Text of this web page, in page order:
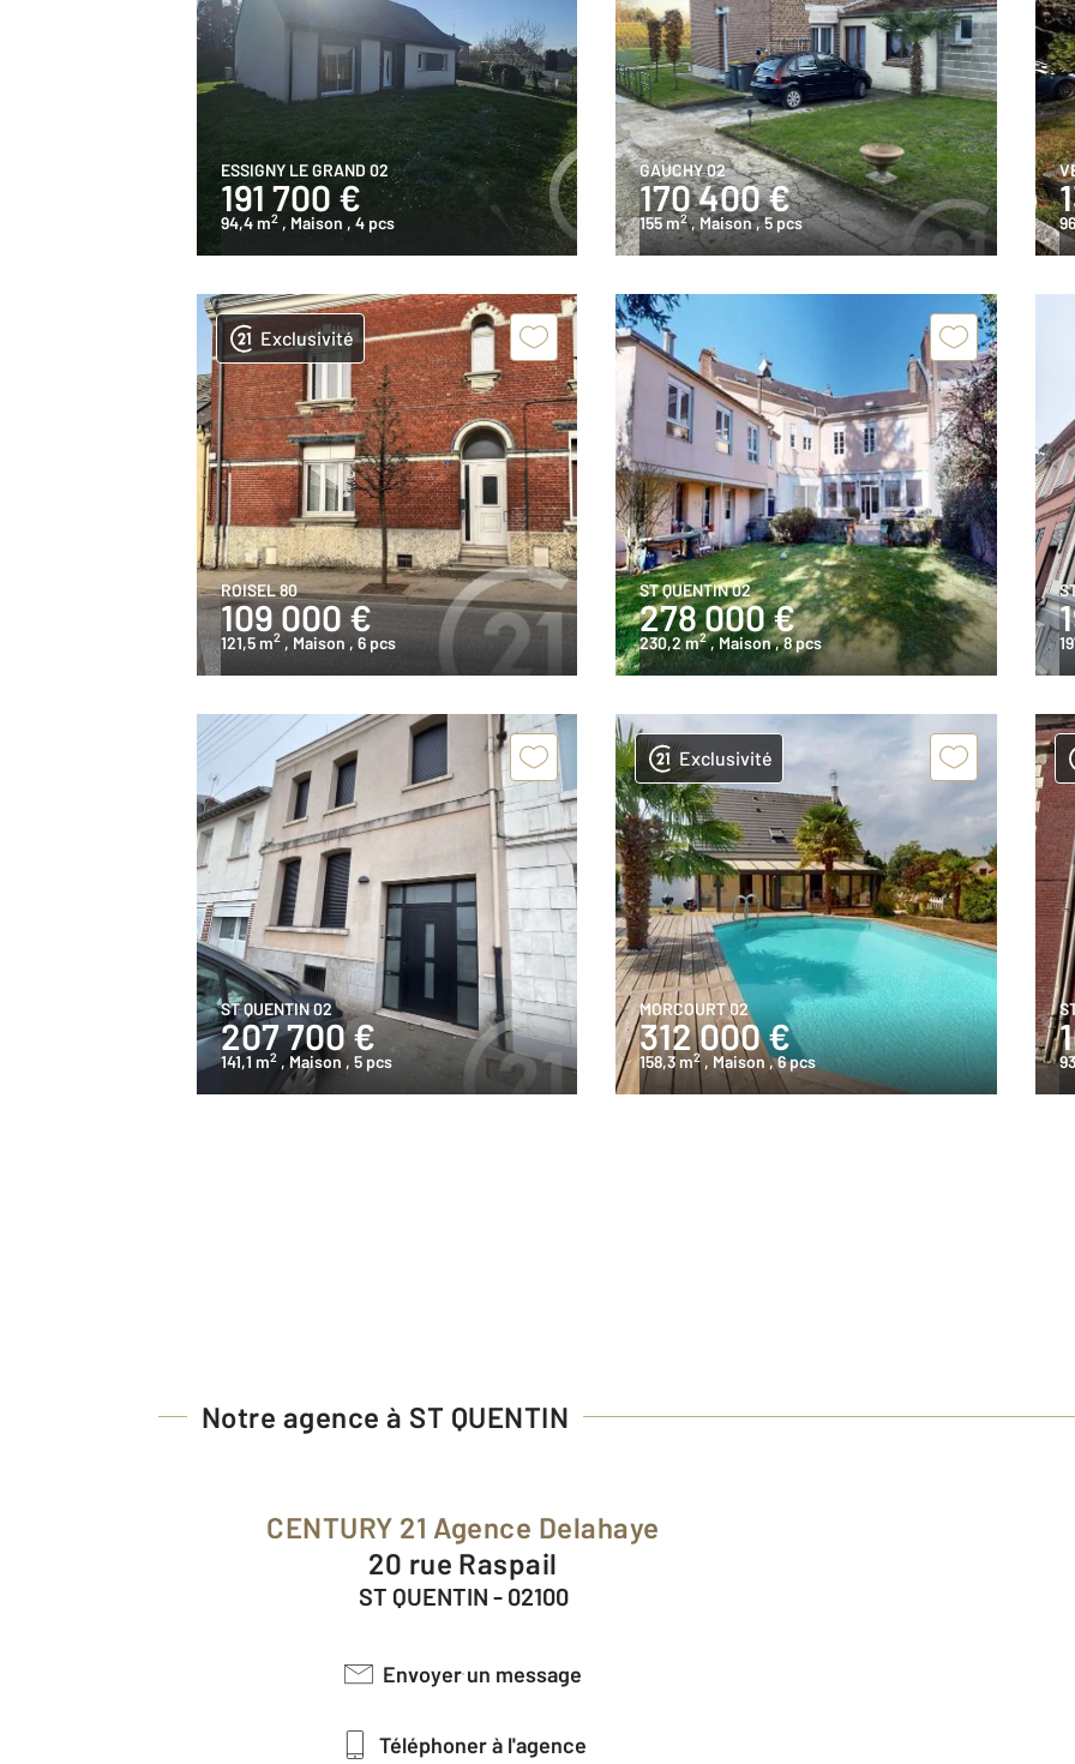
ESSIGNY LE GRAND 02
191 700 €
94,4 m2 , Maison , 4 pcs
GAUCHY 02
170 400 €
155 m2 , Maison, 5 pcs
Exclusivité
ROISEL 80
109 000 €
121,5 m2 , Maison , 6 pcs
ST QUENTIN 02
278 000 €
230,2 m2 , Maison, 8 pcs
ST QUENTIN 02
207 700 €
141,1 m2 , Maison , 5 pcs
Exclusivité
MORCOURT 02
312 000 €
158,3 m2 , Maison , 6 pcs
Notre agence à ST QUENTIN
CENTURY 21 Agence Delahaye
20 rue Raspail
ST QUENTIN - 02100
Envoyer un message
Téléphoner à l'agence